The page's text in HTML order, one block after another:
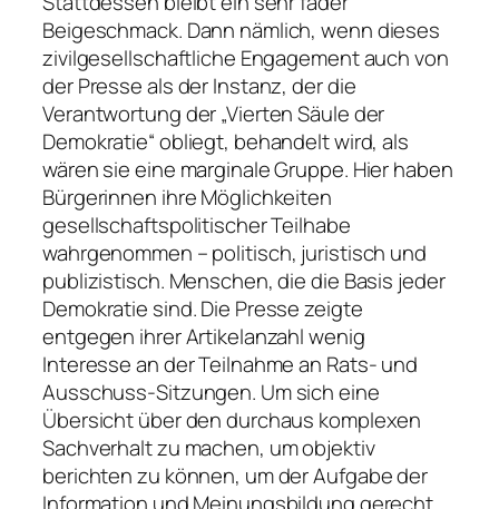
Beigeschmack. Dann nämlich, wenn dieses
zivilgesellschaftliche Engagement auch von
der Presse als der Instanz, der die
Verantwortung der „Vierten Säule der
Demokratie“ obliegt, behandelt wird, als
wären sie eine marginale Gruppe. Hier haben
Bürgerinnen ihre Möglichkeiten
gesellschaftspolitischer Teilhabe
wahrgenommen – politisch, juristisch und
publizistisch. Menschen, die die Basis jeder
Demokratie sind. Die Presse zeigte
entgegen ihrer Artikelanzahl wenig
Interesse an der Teilnahme an Rats- und
Ausschuss-Sitzungen. Um sich eine
Übersicht über den durchaus komplexen
Sachverhalt zu machen, um objektiv
berichten zu können, um der Aufgabe der